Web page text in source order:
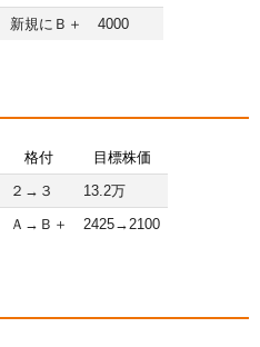
新規にＢ＋ 4000
格付
目標株価
２→３
13.2万
Ａ→Ｂ＋ 2425→2100